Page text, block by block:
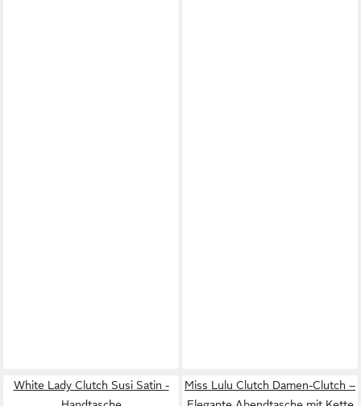
White Lady Clutch Susi Satin -
Miss Lulu Clutch Damen-Clutch –